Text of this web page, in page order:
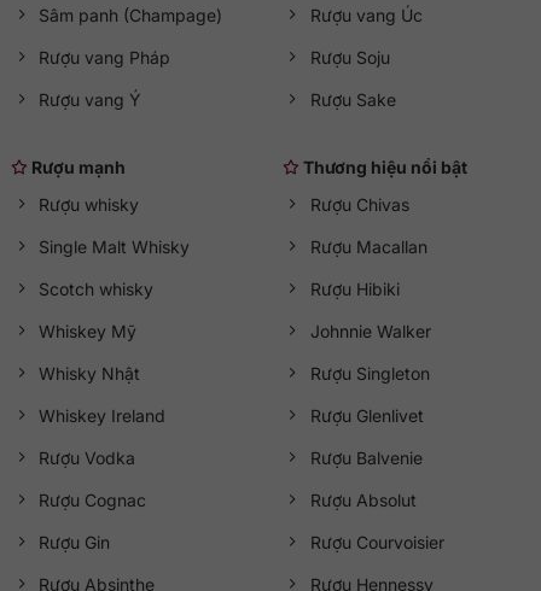
Sâm panh (Champage)
Rượu vang Pháp
Rượu vang Ý
Rượu vang Úc
Rượu Soju
Rượu Sake
Rượu mạnh
Rượu whisky
Single Malt Whisky
Scotch whisky
Whiskey Mỹ
Whisky Nhật
Whiskey Ireland
Rượu Vodka
Rượu Cognac
Rượu Gin
Rượu Absinthe
Thương hiệu nổi bật
Rượu Chivas
Rượu Macallan
Rượu Hibiki
Johnnie Walker
Rượu Singleton
Rượu Glenlivet
Rượu Balvenie
Rượu Absolut
Rượu Courvoisier
Rượu Hennessy